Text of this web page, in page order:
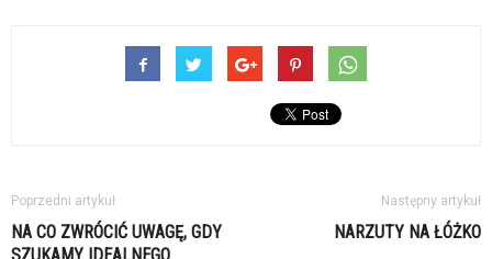
Poprzedni artykuł
NA CO ZWRÓCIĆ UWAGĘ, GDY
SZUKAMY IDEALNEGO
Następny artykuł
NARZUTY NA ŁÓŻKO